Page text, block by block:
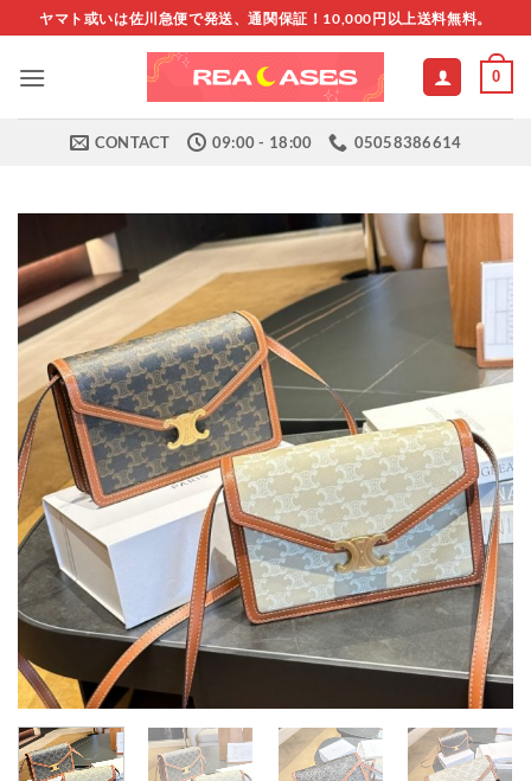
to
content
ヤマト或いは佐川急便で発送、通関保証！10,000円以上送料無料。
0
CONTACT 09:00 - 18:00 05058386614